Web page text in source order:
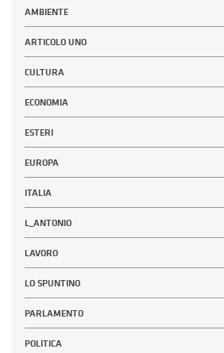
AMBIENTE
ARTICOLO UNO
CULTURA
ECONOMIA
ESTERI
EUROPA
ITALIA
L_ANTONIO
LAVORO
LO SPUNTINO
PARLAMENTO
POLITICA